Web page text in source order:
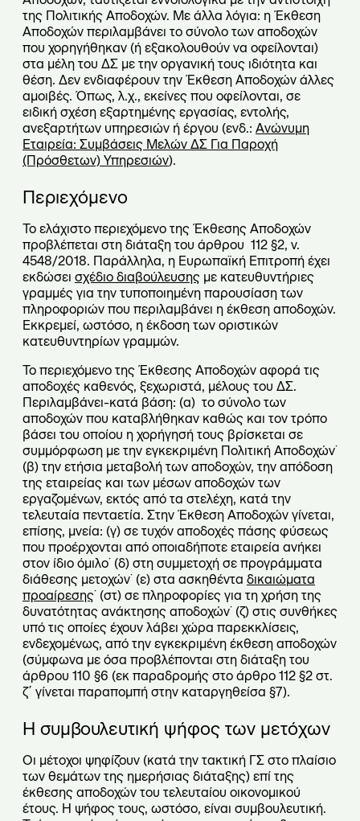
της Πολιτικής Αποδοχών. Με άλλα λόγια: η Έκθεση
Αποδοχών περιλαμβάνει το σύνολο των αποδοχών
που χορηγήθηκαν (ή εξακολουθούν να οφείλονται)
στα μέλη του ΔΣ με την οργανική τους ιδιότητα και
θέση. Δεν ενδιαφέρουν την Έκθεση Αποδοχών άλλες
αμοιβές. Όπως, λ.χ., εκείνες που οφείλονται, σε
ειδική σχέση εξαρτημένης εργασίας, εντολής,
ανεξαρτήτων υπηρεσιών ή έργου (ενδ.: Ανώνυμη
Εταιρεία: Συμβάσεις Μελών ΔΣ Για Παροχή
(Πρόσθετων) Υπηρεσιών).
Περιεχόμενο
Το ελάχιστο περιεχόμενο της Έκθεσης Αποδοχών
προβλέπεται στη διάταξη του άρθρου 112 §2, ν.
4548/2018. Παράλληλα, η Ευρωπαϊκή Επιτροπή έχει
εκδώσει σχέδιο διαβούλευσης με κατευθυντήριες
γραμμές για την τυποποιημένη παρουσίαση των
πληροφοριών που περιλαμβάνει η έκθεση αποδοχών.
Εκκρεμεί, ωστόσο, η έκδοση των οριστικών
κατευθυντηρίων γραμμών.
Το περιεχόμενο της Έκθεσης Αποδοχών αφορά τις
αποδοχές καθενός, ξεχωριστά, μέλους του ΔΣ.
Περιλαμβάνει-κατά βάση: (α) το σύνολο των
αποδοχών που καταβλήθηκαν καθώς και τον τρόπο
βάσει του οποίου η χορήγησή τους βρίσκεται σε
συμμόρφωση με την εγκεκριμένη Πολιτική Αποδοχών˙
(β) την ετήσια μεταβολή των αποδοχών, την απόδοση
της εταιρείας και των μέσων αποδοχών των
εργαζομένων, εκτός από τα στελέχη, κατά την
τελευταία πενταετία. Στην Έκθεση Αποδοχών γίνεται,
επίσης, μνεία: (γ) σε τυχόν αποδοχές πάσης φύσεως
που προέρχονται από οποιαδήποτε εταιρεία ανήκει
στον ίδιο όμιλο˙ (δ) στη συμμετοχή σε προγράμματα
διάθεσης μετοχών˙ (ε) στα ασκηθέντα δικαιώματα
προαίρεσης˙ (στ) σε πληροφορίες για τη χρήση της
δυνατότητας ανάκτησης αποδοχών˙ (ζ) στις συνθήκες
υπό τις οποίες έχουν λάβει χώρα παρεκκλίσεις,
ενδεχομένως, από την εγκεκριμένη έκθεση αποδοχών
(σύμφωνα με όσα προβλέπονται στη διάταξη του
άρθρου 110 §6 (εκ παραδρομής στο άρθρο 112 §2 στ.
ζ΄ γίνεται παραπομπή στην καταργηθείσα §7).
Η συμβουλευτική ψήφος των μετόχων
Οι μέτοχοι ψηφίζουν (κατά την τακτική ΓΣ στο πλαίσιο
των θεμάτων της ημερήσιας διάταξης) επί της
έκθεσης αποδοχών του τελευταίου οικονομικού
έτους. Η ψήφος τους, ωστόσο, είναι συμβουλευτική.